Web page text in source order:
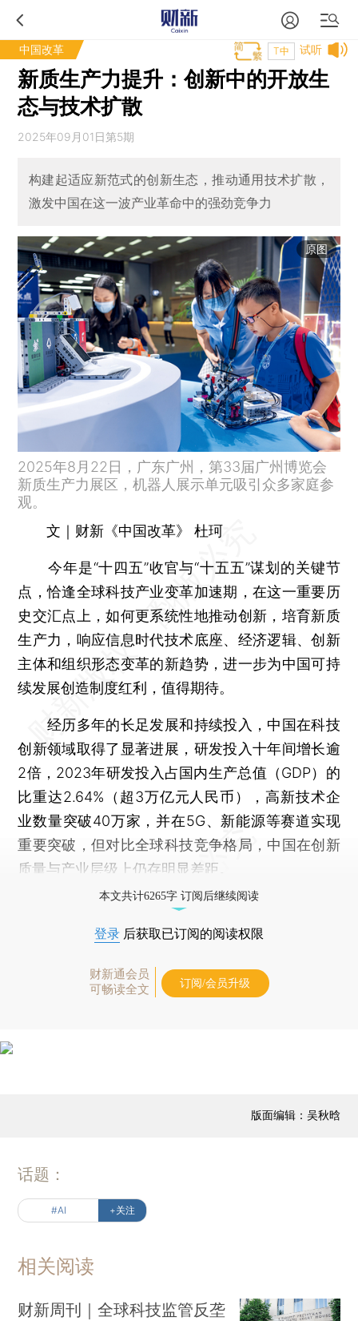
中国改革 试听
T中
新质生产力提升：创新中的开放生
态与技术扩散
2025年09月01日第5期
构建起适应新范式的创新生态，推动通用技术扩散，
激发中国在这一波产业革命中的强劲竞争力
原图
2025年8月22日，广东广州，第33届广州博览会
新质生产力展区，机器人展示单元吸引众多家庭参
观。
文｜财新《中国改革》 杜珂
今年是“十四五”收官与“十五五”谋划的关键节
点，恰逢全球科技产业变革加速期，在这一重要历
史交汇点上，如何更系统性地推动创新，培育新质
生产力，响应信息时代技术底座、经济逻辑、创新
主体和组织形态变革的新趋势，进一步为中国可持
续发展创造制度红利，值得期待。
经历多年的长足发展和持续投入，中国在科技
创新领域取得了显著进展，研发投入十年间增长逾
2倍，2023年研发投入占国内生产总值（GDP）的
比重达2.64%（超3万亿元人民币），高新技术企
业数量突破40万家，并在5G、新能源等赛道实现
重要突破，但对比全球科技竞争格局，中国在创新
质量与产业层级上仍存明显差距。
本文共计6265字 订阅后继续阅读
登录 后获取已订阅的阅读权限
财新通会员
可畅读全文
订阅/会员升级
版面编辑：吴秋晗
话题：
#AI +关注
相关阅读
财新周刊｜全球科技监管反垄